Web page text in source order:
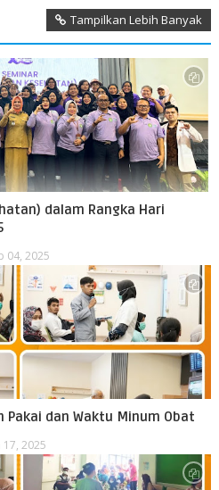
Tampilkan Lebih Banyak
dalam Rangka Hari
04, 2025
dan Waktu Minum Obat
17, 2025